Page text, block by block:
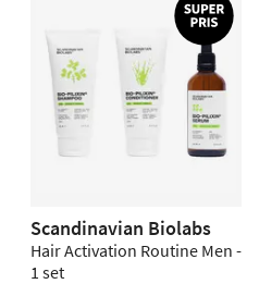
Scandinavian Biolabs
Hair Activation Routine Men -
1 set